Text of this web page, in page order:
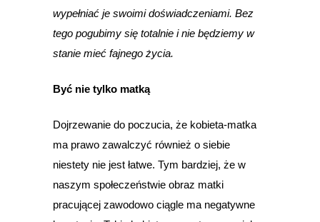
wypełniać je swoimi doświadczeniami. Bez
tego pogubimy się totalnie i nie będziemy w
stanie mieć fajnego życia.
Być nie tylko matką
Dojrzewanie do poczucia, że kobieta-matka
ma prawo zawalczyć również o siebie
niestety nie jest łatwe. Tym bardziej, że w
naszym społeczeństwie obraz matki
pracującej zawodowo ciągle ma negatywne